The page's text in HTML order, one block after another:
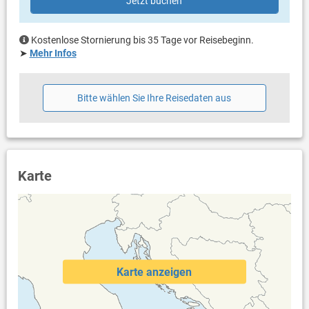
Kostenlose Stornierung bis 35 Tage vor Reisebeginn.
➤ Mehr Infos
Bitte wählen Sie Ihre Reisedaten aus
Karte
Karte anzeigen